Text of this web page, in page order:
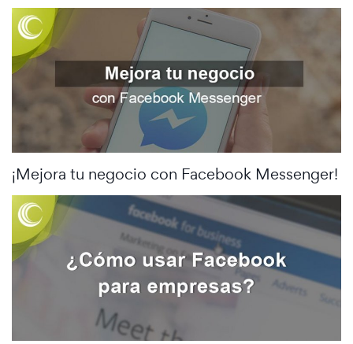
¡Mejora tu negocio con Facebook Messenger!